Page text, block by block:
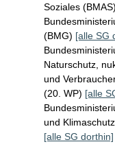
Soziales (BMAS)
(BMG) [alle SG
Naturschutz,
und
(20. WP) [alle
und
[alle SG dorthin]